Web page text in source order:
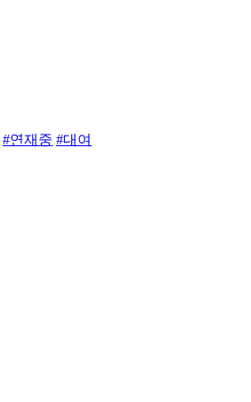
#연재중 #대여